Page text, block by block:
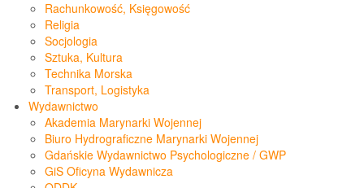
Rachunkowość, Księgowość
Religia
Socjologia
Sztuka, Kultura
Technika Morska
Transport, Logistyka
Wydawnictwo
Akademia Marynarki Wojennej
Biuro Hydrograficzne Marynarki Wojennej
Gdańskie Wydawnictwo Psychologiczne / GWP
GiS Oficyna Wydawnicza